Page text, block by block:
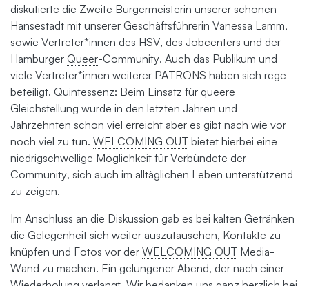
diskutierte die Zweite Bürgermeisterin unserer schönen
Hansestadt mit unserer Geschäftsführerin Vanessa Lamm,
sowie Vertreter*innen des HSV, des Jobcenters und der
Hamburger Queer-Community. Auch das Publikum und
viele Vertreter*innen weiterer PATRONS haben sich rege
beteiligt. Quintessenz: Beim Einsatz für queere
Gleichstellung wurde in den letzten Jahren und
Jahrzehnten schon viel erreicht aber es gibt nach wie vor
noch viel zu tun. WELCOMING OUT bietet hierbei eine
niedrigschwellige Möglichkeit für Verbündete der
Community, sich auch im alltäglichen Leben unterstützend
zu zeigen.
Im Anschluss an die Diskussion gab es bei kalten Getränken
die Gelegenheit sich weiter auszutauschen, Kontakte zu
knüpfen und Fotos vor der WELCOMING OUT Media-
Wand zu machen. Ein gelungener Abend, der nach einer